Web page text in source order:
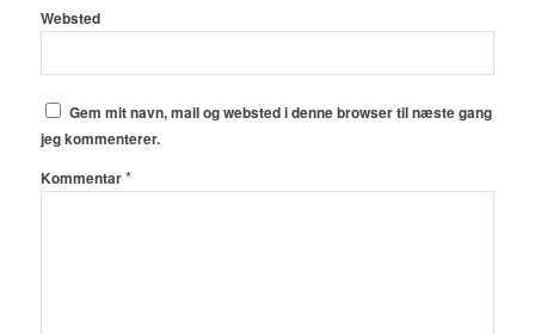
Websted
Gem mit navn, mail og websted i denne browser til næste gang
jeg kommenterer.
Kommentar*